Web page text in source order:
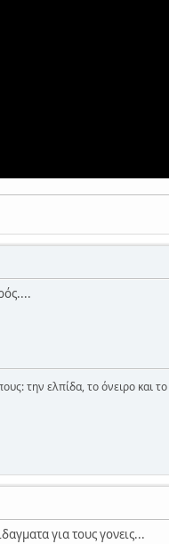
την ελπίδα, το όνειρο και
για τους γονεις...